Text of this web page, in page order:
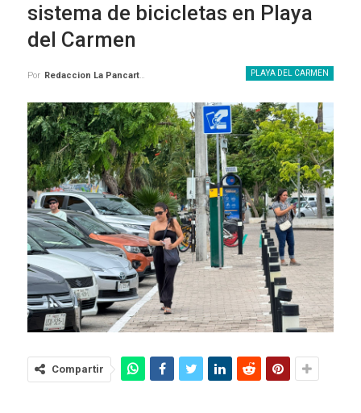
sistema de bicicletas en Playa
del Carmen
PLAYA DEL CARMEN
Por Redaccion La Pancarta De Quintana Roo
Compartir